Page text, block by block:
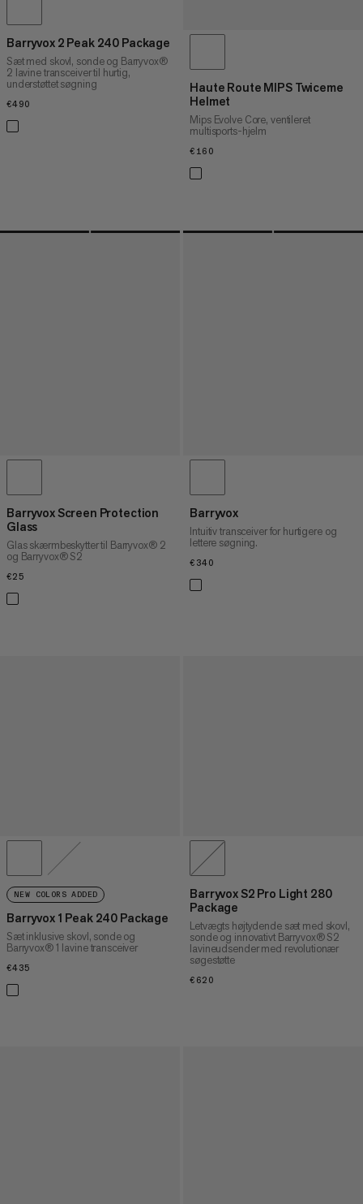
Barryvox 2 Peak 240 Package
Sæt med skovl, sonde og Barryvox®
2 lavine transceiver til hurtig,
understøttet søgning
€490
Haute Route MIPS Twiceme
Helmet
Mips Evolve Core, ventileret
multisports-hjelm
€160
Barryvox Screen Protection
Glass
Glas skærmbeskytter til Barryvox® 2
og Barryvox® S2
€25
Barryvox
Intuitiv transceiver for hurtigere og
lettere søgning.
€340
NEW COLORS ADDED
Barryvox 1 Peak 240 Package
Sæt inklusive skovl, sonde og
Barryvox® 1 lavine transceiver
€435
Barryvox S2 Pro Light 280
Package
Letvægts højtydende sæt med skovl,
sonde og innovativt Barryvox® S2
lavineudsender med revolutionær
søgestøtte
€620